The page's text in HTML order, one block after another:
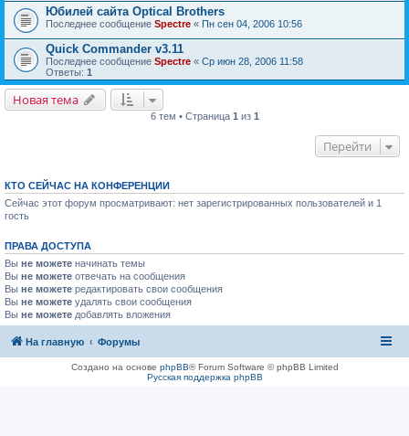
Юбилей сайта Optical Brothers
Последнее сообщение Spectre « Пн сен 04, 2006 10:56
Quick Commander v3.11
Последнее сообщение Spectre « Ср июн 28, 2006 11:58
Ответы: 1
Новая тема
6 тем • Страница 1 из 1
Перейти
КТО СЕЙЧАС НА КОНФЕРЕНЦИИ
Сейчас этот форум просматривают: нет зарегистрированных пользователей и 1
гость
ПРАВА ДОСТУПА
Вы не можете начинать темы
Вы не можете отвечать на сообщения
Вы не можете редактировать свои сообщения
Вы не можете удалять свои сообщения
Вы не можете добавлять вложения
На главную Форумы
Создано на основе phpBB® Forum Software © phpBB Limited
Русская поддержка phpBB